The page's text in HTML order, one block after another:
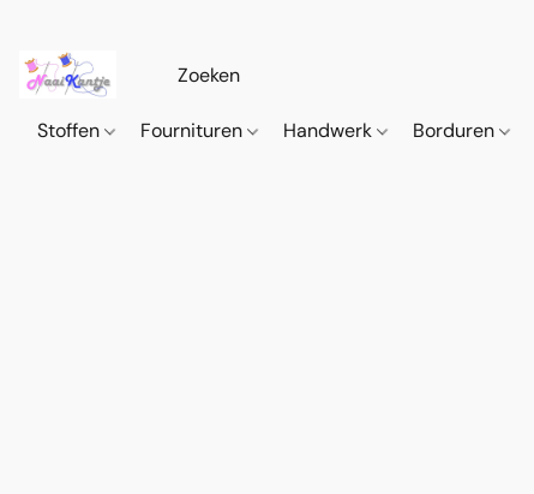
Stoffen Fournituren Handwerk Borduren